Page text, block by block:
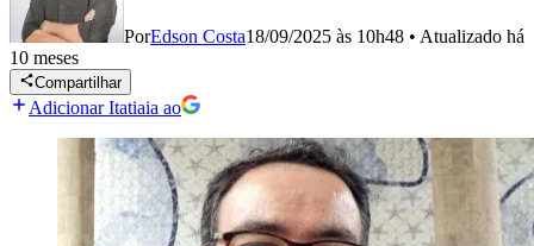
PorEdson Costa18/09/2025 às 10h48 • Atualizado há
10 meses
Compartilhar
Adicionar Itatiaia ao